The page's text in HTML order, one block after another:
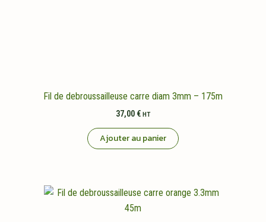
Fil de debroussailleuse carre diam 3mm – 175m
37,00 € HT
Ajouter au panier